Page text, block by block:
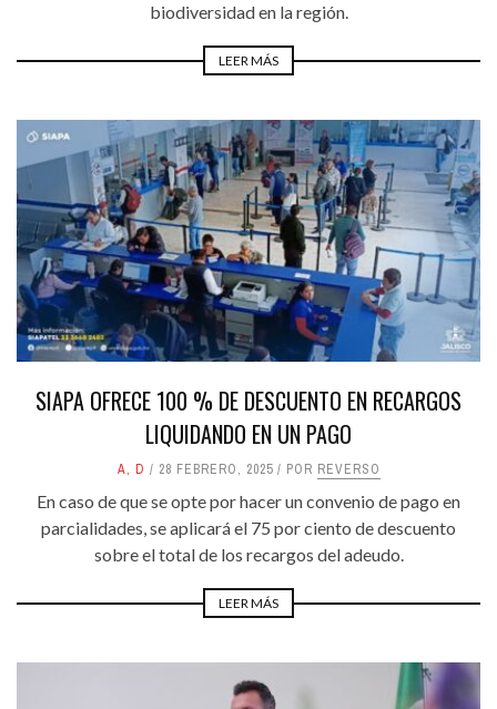
biodiversidad en la región.
LEER MÁS
SIAPA OFRECE 100 % DE DESCUENTO EN RECARGOS
LIQUIDANDO EN UN PAGO
A, D 28 FEBRERO, 2025 POR REVERSO
En caso de que se opte por hacer un convenio de pago en
parcialidades, se aplicará el 75 por ciento de descuento
sobre el total de los recargos del adeudo.
LEER MÁS